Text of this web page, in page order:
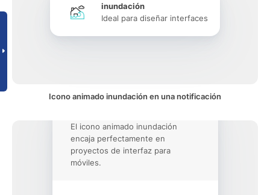
inundación
Ideal para diseñar interfaces
Icono animado inundación en una notificación
El icono animado inundación
encaja perfectamente en
proyectos de interfaz para
móviles.